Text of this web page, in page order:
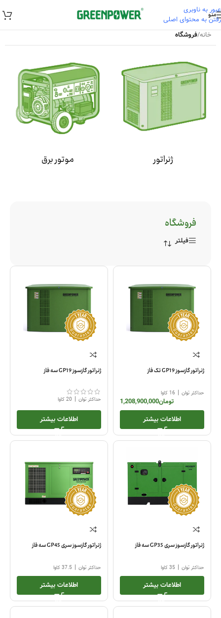
عبور به ناوبری
رفتن به محتوای اصلی
منو
خانه/فروشگاه
ژنراتور موتور برق
فروشگاه
فیلتر
ژنراتور گازسوز GP19 تک فاز
حداکثر توان | 16 کاوا
تومان1,208,900,000
اطلاعات بیشتر
ژنراتور گازسوز GP19 سه فاز
حداکثر توان | 20 کاوا
اطلاعات بیشتر
ژنراتور گازسوز سری GP35 سه فاز
حداکثر توان | 35 کاوا
اطلاعات بیشتر
ژنراتور گازسوز سری GP45 سه فاز
حداکثر توان | 37.5 کاوا
اطلاعات بیشتر